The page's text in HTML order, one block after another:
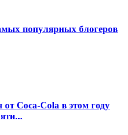
популярных блогеров
Coca-Cola в этом году